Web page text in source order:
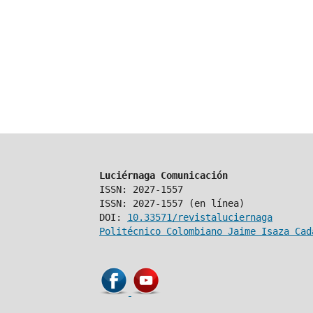
Luciérnaga Comunicación
ISSN: 2027-1557
ISSN: 2027-1557 (en línea)
DOI: 10.33571/revistaluciernaga
Politécnico Colombiano Jaime Isaza